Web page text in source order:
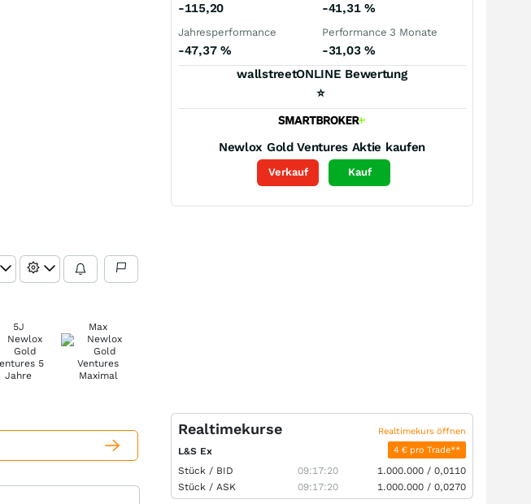
5J Max
-115,20 -41,31 %
Jahresperformance
-47,37 %
Performance 3 Monate
-31,03 %
wallstreetONLINE Bewertung
⭐
Newlox Gold Ventures Aktie kaufen
Verkauf Kauf
Realtimekurse Realtimekurs öffnen
L&S Ex 4 € pro Trade**
Stück / BID 09:17:20 1.000.000 / 0,0110
Stück / ASK 09:17:20 1.000.000 / 0,0270